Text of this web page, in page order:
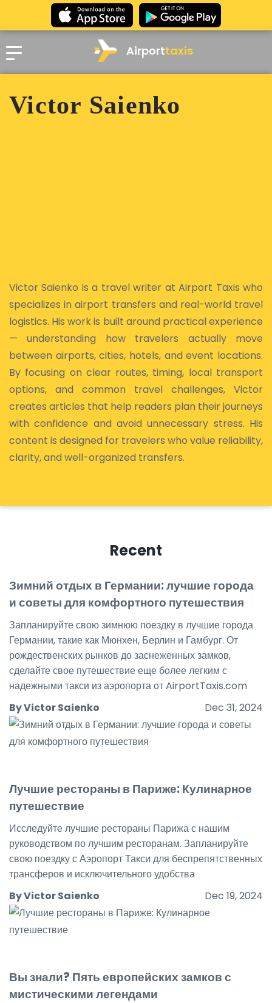
Airporttaxis
Victor Saienko
Victor Saienko is a travel writer at Airport Taxis who
specializes in airport transfers and real-world travel
logistics. His work is built around practical experience
— understanding how travelers actually move
between airports, cities, hotels, and event locations.
By focusing on clear routes, timing, local transport
options, and common travel challenges, Victor
creates articles that help readers plan their journeys
with confidence and avoid unnecessary stress. His
content is designed for travelers who value reliability,
clarity, and well-organized transfers.
Recent
Зимний отдых в Германии: лучшие города
и советы для комфортного путешествия
Запланируйте свою зимнюю поездку в лучшие города
Германии, такие как Мюнхен, Берлин и Гамбург. От
рождественских рынков до заснеженных замков,
сделайте свое путешествие еще более легким с
надежными такси из аэропорта от AirportTaxis.com
By Victor Saienko
Dec 31, 2024
Лучшие рестораны в Париже: Кулинарное
путешествие
Исследуйте лучшие рестораны Парижа с нашим
руководством по лучшим ресторанам. Запланируйте
свою поездку с Аэропорт Такси для беспрепятственных
трансферов и исключительного удобства
By Victor Saienko
Dec 19, 2024
Вы знали? Пять европейских замков с
мистическими легендами